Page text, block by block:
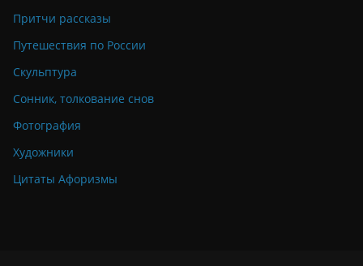
Притчи рассказы
Путешествия по России
Скульптура
Сонник, толкование снов
Фотография
Художники
Цитаты Афоризмы